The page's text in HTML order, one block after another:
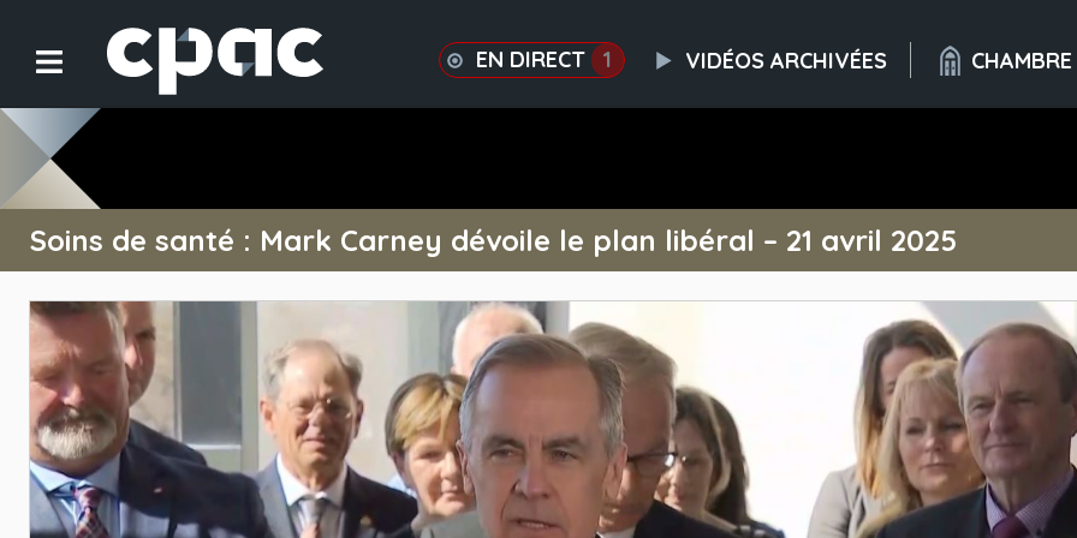
1
EN DIRECT VIDÉOS ARCHIVÉES CHAMBRE
Soins de santé : Mark Carney dévoile le plan libéral – 21 avril 2025